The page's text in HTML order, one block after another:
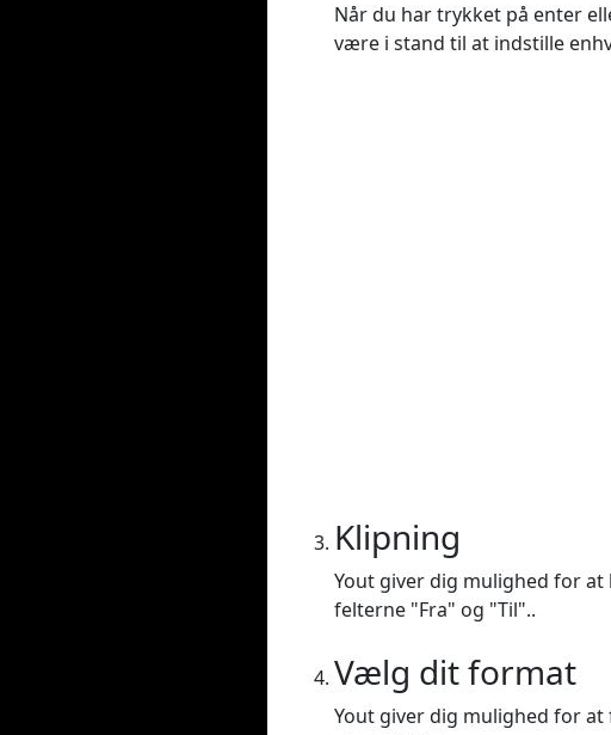
Når du har trykket på enter
være i stand til at indstille
Klipning
Yout giver dig mulighed for
felterne "Fra" og "Til"..
Vælg dit format
Yout giver dig mulighed for at